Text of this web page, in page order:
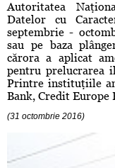
Autoritatea
Datelor cu
septembrie -
sau pe baza
cărora a aplicat
pentru prelucrarea
Printre instituţiile
Bank, Credit Europe
(31 octombrie 2016)